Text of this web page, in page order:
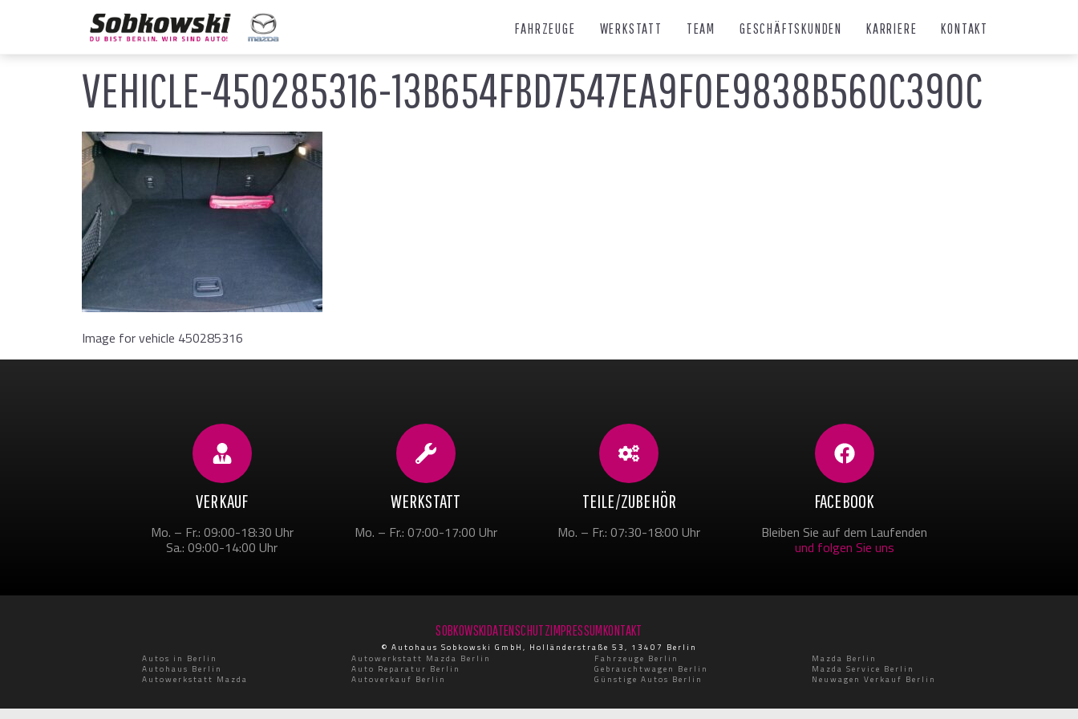
FAHRZEUGE WERKSTATT TEAM GESCHÄFTSKUNDEN KARRIERE KONTAKT
VEHICLE-450285316-13B654FBD7547EA9F0E9838B560C390C
Image for vehicle 450285316
VERKAUF
Mo. – Fr.: 09:00-18:30 Uhr
Sa.: 09:00-14:00 Uhr
WERKSTATT
Mo. – Fr.: 07:00-17:00 Uhr
TEILE/ZUBEHÖR
Mo. – Fr.: 07:30-18:00 Uhr
FACEBOOK
Bleiben Sie auf dem Laufenden
und folgen Sie uns
SOBKOWSKIDATENSCHUTZIMPRESSUMKONTAKT
© Autohaus Sobkowski GmbH, Holländerstraße 53, 13407 Berlin
Autos in Berlin
Autohaus Berlin
Autowerkstatt Mazda
Autowerkstatt Mazda Berlin
Auto Reparatur Berlin
Autoverkauf Berlin
Fahrzeuge Berlin
Gebrauchtwagen Berlin
Günstige Autos Berlin
Mazda Berlin
Mazda Service Berlin
Neuwagen Verkauf Berlin